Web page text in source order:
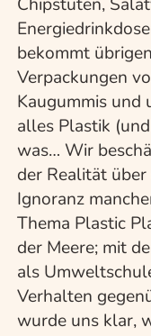
Chipstüten,
bekommt
Verpackungen
Kaugummis und
alles Plastik
was… Wir
der Realität
Ignoranz
Thema Plastic
der Meere; mit
als
Verhalten
wurde uns klar,